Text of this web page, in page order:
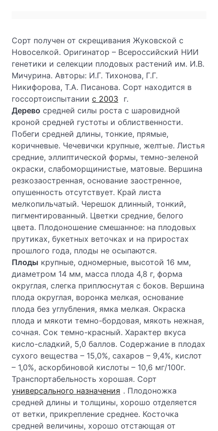
Сорт получен от скрещивания Жуковской с
Новоселкой. Оригинатор – Всероссийский НИИ
генетики и селекции плодовых растений им. И.В.
Мичурина. Авторы: И.Г. Тихонова, Г.Г.
Никифорова, Т.А. Писанова. Сорт находится в
госсортоиспытании с 2003
г.
Дерево средней силы роста с шаровидной
кроной средней густоты и облиственности.
Побеги средней длины, тонкие, прямые,
коричневые. Чечевички крупные, желтые. Листья
средние, эллиптической формы, темно-зеленой
окраски, слабоморщинистые, матовые. Вершина
резкозаостренная, основание заостренное,
опушенность отсутствует. Край листа
мелкопильчатый. Черешок длинный, тонкий,
пигментированный. Цветки средние, белого
цвета. Плодоношение смешанное: на плодовых
прутиках, букетных веточках и на приростах
прошлого года, плоды не осыпаются.
Плоды крупные, одномерные, высотой 16 мм,
диаметром 14 мм, масса плода 4,8 г, форма
округлая, слегка приплюснутая с боков. Вершина
плода округлая, воронка мелкая, основание
плода без углубления, ямка мелкая. Окраска
плода и мякоти темно-бордовая, мякоть нежная,
сочная. Сок темно-красный. Характер вкуса
кисло-сладкий, 5,0 баллов. Содержание в плодах
сухого вещества – 15,0%, сахаров – 9,4%, кислот
– 1,0%, аскорбиновой кислоты – 10,6 мг/100г.
Транспортабельность хорошая. Сорт
универсального назначения . Плодоножка
средней длины и толщины, хорошо отделяется
от ветки, прикрепление среднее. Косточка
средней величины, хорошо отстающая от